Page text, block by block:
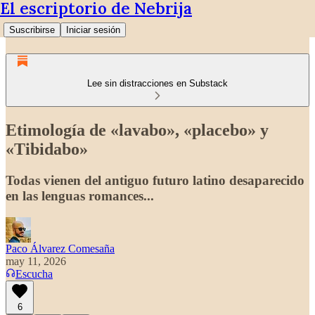
El escriptorio de Nebrija
Suscribirse Iniciar sesión
Lee sin distracciones en Substack
Etimología de «lavabo», «placebo» y
«Tibidabo»
Todas vienen del antiguo futuro latino desaparecido
en las lenguas romances...
Paco Álvarez Comesaña
may 11, 2026
Escucha
6